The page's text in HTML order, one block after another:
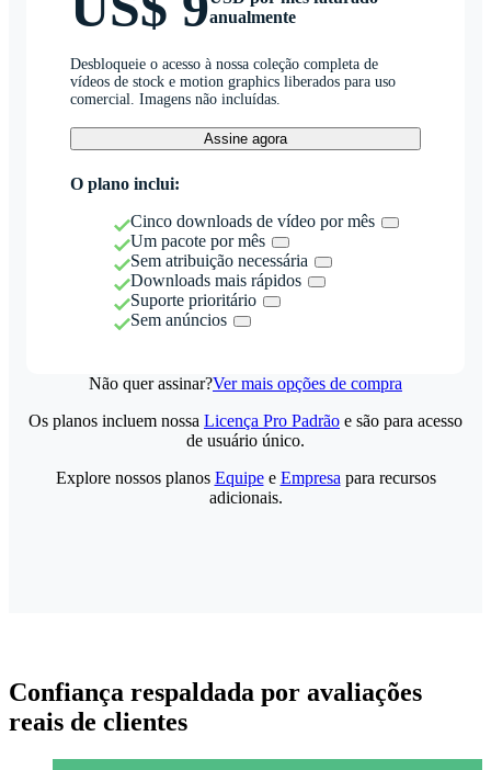
anualmente
Desbloqueie o acesso à nossa coleção completa de
vídeos de stock e motion graphics liberados para uso
comercial. Imagens não incluídas.
Assine agora
O plano inclui:
Cinco downloads de vídeo por mês
Um pacote por mês
Sem atribuição necessária
Downloads mais rápidos
Suporte prioritário
Sem anúncios
Não quer assinar?Ver mais opções de compra
Os planos incluem nossa Licença Pro Padrão e são para acesso
de usuário único.
Explore nossos planos Equipee Empresa para recursos
adicionais.
Confiança respaldada por avaliações
reais de clientes